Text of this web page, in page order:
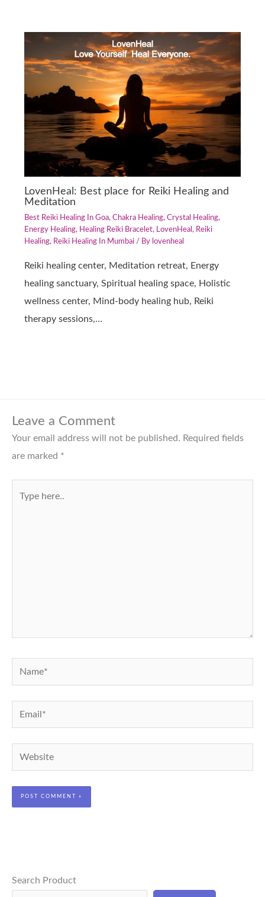
LovenHeal: Best place for Reiki Healing and
Meditation
Best Reiki Healing In Goa,Chakra Healing,Crystal Healing,
Energy Healing, Healing Reiki Bracelet, LovenHeal, Reiki
Healing, Reiki Healing In Mumbai / By lovenheal
Reiki healing center, Meditation retreat, Energy
healing sanctuary, Spiritual healing space, Holistic
wellness center, Mind-body healing hub, Reiki
therapy sessions,…
Leave a Comment
Your email address will not be published. Required fields
are marked *
Name*
Email*
Website
Search Product